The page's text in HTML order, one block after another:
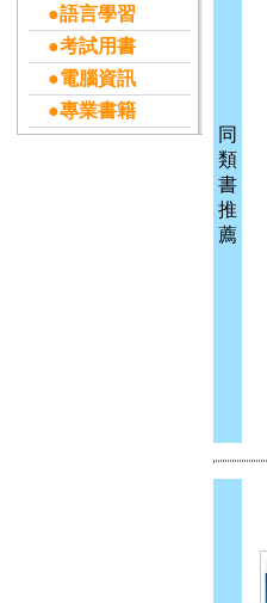
●語言學習
●考試用書
●電腦資訊
●專業書籍
同
類
書
推
薦